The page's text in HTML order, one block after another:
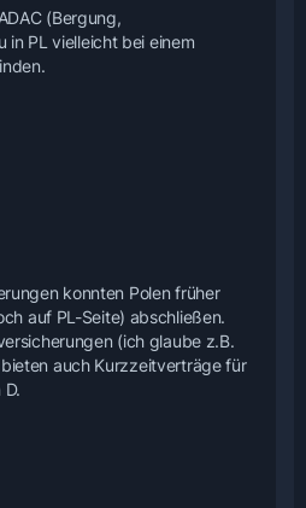
(Bergung,
in PL vielleicht bei einem
konnten Polen früher
auf PL-Seite) abschließen.
(ich glaube z.B.
auch Kurzzeitverträge für